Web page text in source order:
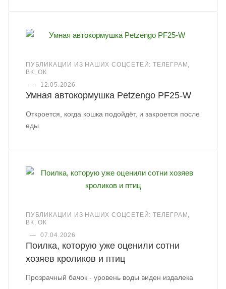
ПУБЛИКАЦИИ ИЗ НАШИХ СОЦСЕТЕЙ: ТЕЛЕГРАМ,
ВК, ОК
—
12.05.2026
Умная автокормушка Petzengo PF25-W
Откроется, когда кошка подойдёт, и закроется после
еды
ПУБЛИКАЦИИ ИЗ НАШИХ СОЦСЕТЕЙ: ТЕЛЕГРАМ,
ВК, ОК
—
07.04.2026
Поилка, которую уже оценили сотни
хозяев кроликов и птиц
Прозрачный бачок - уровень воды виден издалека